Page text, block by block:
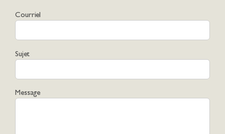
Courriel
Sujet
Message